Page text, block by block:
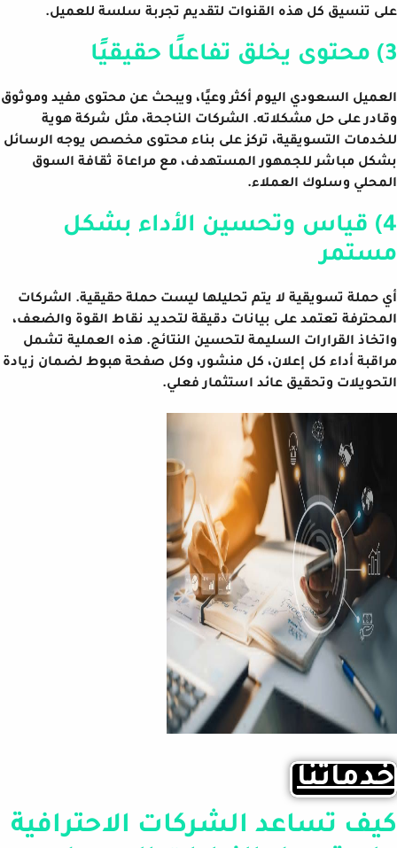
على تنسيق كل هذه القنوات لتقديم تجربة سلسة للعميل.
3) محتوى يخلق تفاعلًا حقيقيًا
العميل السعودي اليوم أكثر وعيًا، ويبحث عن محتوى مفيد وموثوق
وقادر على حل مشكلاته. الشركات الناجحة، مثل شركة هوية
للخدمات التسويقية، تركز على بناء محتوى مخصص يوجه الرسائل
بشكل مباشر للجمهور المستهدف، مع مراعاة ثقافة السوق
المحلي وسلوك العملاء.
4) قياس وتحسين الأداء بشكل
مستمر
أي حملة تسويقية لا يتم تحليلها ليست حملة حقيقية. الشركات
المحترفة تعتمد على بيانات دقيقة لتحديد نقاط القوة والضعف،
واتخاذ القرارات السليمة لتحسين النتائج. هذه العملية تشمل
مراقبة أداء كل إعلان، كل منشور، وكل صفحة هبوط لضمان زيادة
التحويلات وتحقيق عائد استثمار فعلي.
خدماتنا
كيف تساعد الشركات الاحترافية